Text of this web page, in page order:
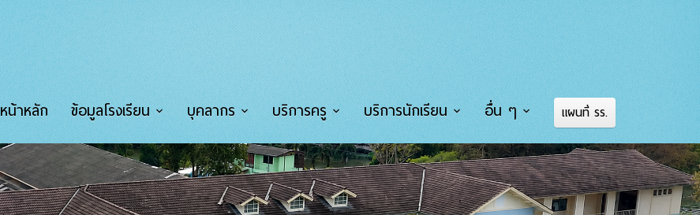
หน้าหลัก ข้อมูลโรงเรียน บุคลากร บริการครู บริการนักเรียน อื่น ๆ แผนที่ รร.